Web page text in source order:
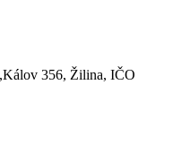
356, Žilina, IČO